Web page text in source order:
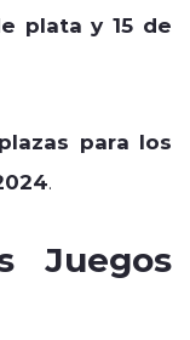
plata y 15 de
para los
.
Juegos